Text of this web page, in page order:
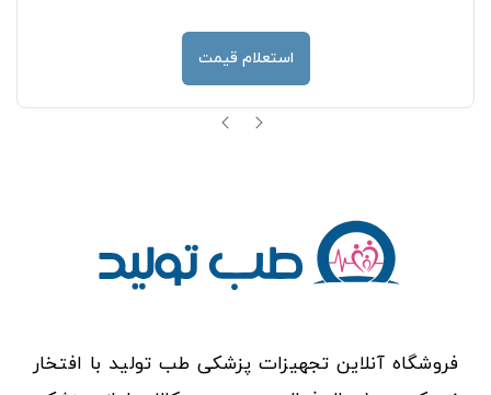
استعلام قیمت
فروشگاه آنلاین تجهیزات پزشکی طب تولید با افتخار